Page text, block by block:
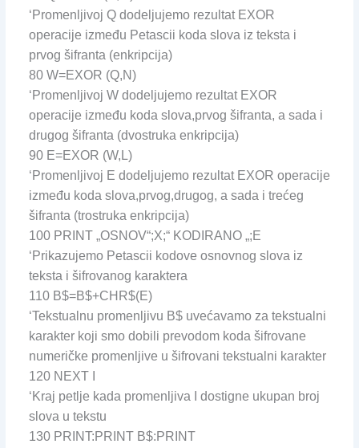
‘Promenljivoj Q dodeljujemo rezultat EXOR
operacije između Petascii koda slova iz teksta i
prvog šifranta (enkripcija)
80 W=EXOR (Q,N)
‘Promenljivoj W dodeljujemo rezultat EXOR
operacije između koda slova,prvog šifranta, a sada i
drugog šifranta (dvostruka enkripcija)
90 E=EXOR (W,L)
‘Promenljivoj E dodeljujemo rezultat EXOR operacije
između koda slova,prvog,drugog, a sada i trećeg
šifranta (trostruka enkripcija)
100 PRINT „OSNOV“;X;“ KODIRANO „;E
‘Prikazujemo Petascii kodove osnovnog slova iz
teksta i šifrovanog karaktera
110 B$=B$+CHR$(E)
‘Tekstualnu promenljivu B$ uvećavamo za tekstualni
karakter koji smo dobili prevodom koda šifrovane
numeričke promenljive u šifrovani tekstualni karakter
120 NEXT I
‘Kraj petlje kada promenljiva I dostigne ukupan broj
slova u tekstu
130 PRINT:PRINT B$:PRINT